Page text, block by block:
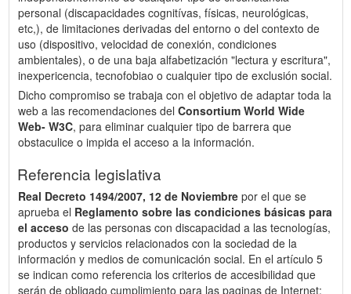
personal (discapacidades cognitívas, físicas, neurológicas,
etc,), de limitaciones derivadas del entorno o del contexto de
uso (dispositivo, velocidad de conexión, condiciones
ambientales), o de una baja alfabetización "lectura y escritura",
inexpericencia, tecnofobiao o cualquier tipo de exclusión social.
Dicho compromiso se trabaja con el objetivo de adaptar toda la
web a las recomendaciones del Consortium World Wide
Web- W3C, para eliminar cualquier tipo de barrera que
obstaculice o impida el acceso a la información.
Referencia legislativa
Real Decreto 1494/2007, 12 de Noviembre por el que se
aprueba el Reglamento sobre las condiciones básicas para
el acceso de las personas con discapacidad a las tecnologías,
productos y servicios relacionados con la sociedad de la
información y medios de comunicación social. En el artículo 5
se indican como referencia los criterios de accesibilidad que
serán de obligado cumplimiento para las paginas de Internet: